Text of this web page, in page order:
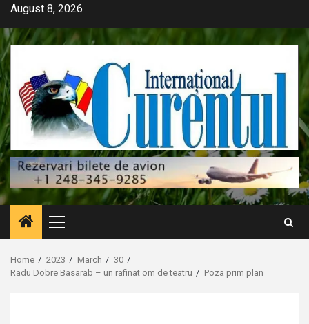
Skip
content
August 8, 2026
Primary
Menu
Home 2023 March
30
Radu Dobre Basarab – un rafinat om de teatru
Poza prim plan